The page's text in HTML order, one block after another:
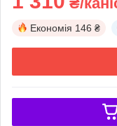
Економія 146 ₴